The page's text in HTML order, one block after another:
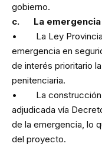
gobierno.
c. La emergencia
• La Ley Provincial
emergencia en
de interés prioritario
penitenciaria.
• La construcción
adjudicada vía
de la emergencia, lo
del proyecto.